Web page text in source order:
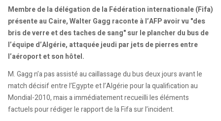
Membre de la délégation de la Fédération internationale (Fifa)
présente au Caire, Walter Gagg raconte à l’AFP avoir vu "des
bris de verre et des taches de sang" sur le plancher du bus de
l’équipe d’Algérie, attaquée jeudi par jets de pierres entre
l’aéroport et son hôtel.
M. Gagg n’a pas assisté au caillassage du bus deux jours avant le
match décisif entre l’Egypte et l’Algérie pour la qualification au
Mondial-2010, mais a immédiatement recueilli les éléments
factuels pour rédiger le rapport de la Fifa sur l’incident.